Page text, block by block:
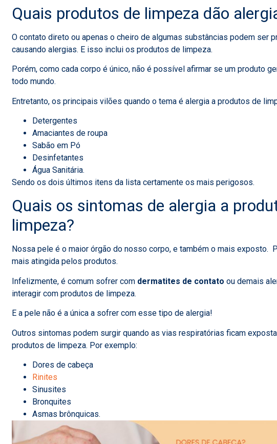
Quais produtos de limpeza dão
O contato direto ou apenas o cheiro de algumas substâncias podem ser
causando alergias. E isso inclui os produtos de limpeza.
Porém, como cada corpo é único, não é possível afirmar se um produto
todo mundo.
Entretanto, os principais vilões quando o tema é alergia a produtos de
Detergentes
Amaciantes de roupa
Sabão em Pó
Desinfetantes
Água Sanitária.
Sendo os dois últimos itens da lista certamente os mais perigosos.
Quais os sintomas de alergia a
limpeza?
Nossa pele é o maior órgão do nosso corpo, e também o mais exposto.
mais atingida pelos produtos.
Infelizmente, é comum sofrer com dermatites de contato ou demais
interagir com produtos de limpeza.
E a pele não é a única a sofrer com esse tipo de alergia!
Outros sintomas podem surgir quando as vias respiratórias ficam
produtos de limpeza. Por exemplo:
Dores de cabeça
Rinites
Sinusites
Bronquites
Asmas brônquicas.